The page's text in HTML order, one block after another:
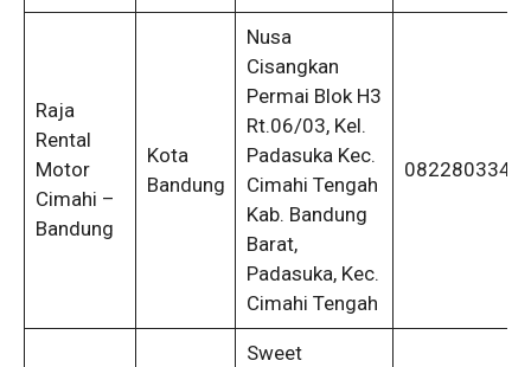
Raja
Rental
Motor
Cimahi –
Bandung
Kota
Bandung
Nusa
Cisangkan
Permai Blok H3
Rt.06/03, Kel.
Padasuka Kec.
Cimahi Tengah
Kab. Bandung
Barat,
Padasuka, Kec.
Cimahi Tengah
Sweet